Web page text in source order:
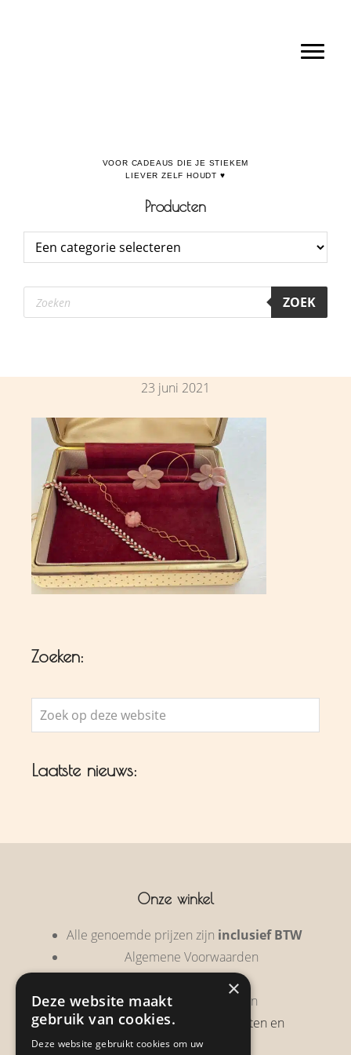
Producten
Producten
zoeken ZOEK
23 juni 2021
Zoeken:
Zoek
op
website
Laatste nieuws:
Onze winkel
Alle genoemde prijzen zijn inclusief BTW
Algemene Voorwaarden
Garantie & Retourneren
Verzendbeleid, verzendkosten en
verzendtijden
×
Deze website maakt
gebruik van cookies.
Deze website gebruikt cookies om uw